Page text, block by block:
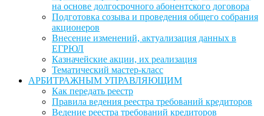
на основе долгосрочного абонентского договора
Подготовка созыва и проведения общего собрания
акционеров
Внесение изменений, актуализация данных в
ЕГРЮЛ
Казначейские акции, их реализация
Тематический мастер-класс
АРБИТРАЖНЫМ УПРАВЛЯЮЩИМ
Как передать реестр
Правила ведения реестра требований кредиторов
Ведение реестра требований кредиторов